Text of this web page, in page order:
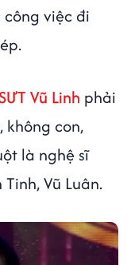
công việc đi
Vũ Linh phải
không con,
là nghệ sĩ
Vũ Luân.